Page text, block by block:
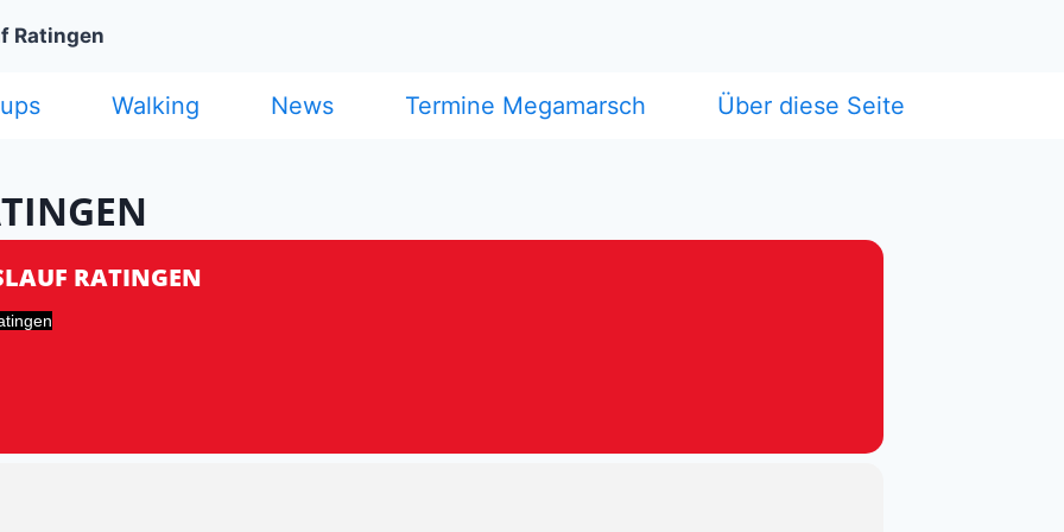
Ratingen
Walking News Termine Megamarsch Über diese Seite
RATINGEN